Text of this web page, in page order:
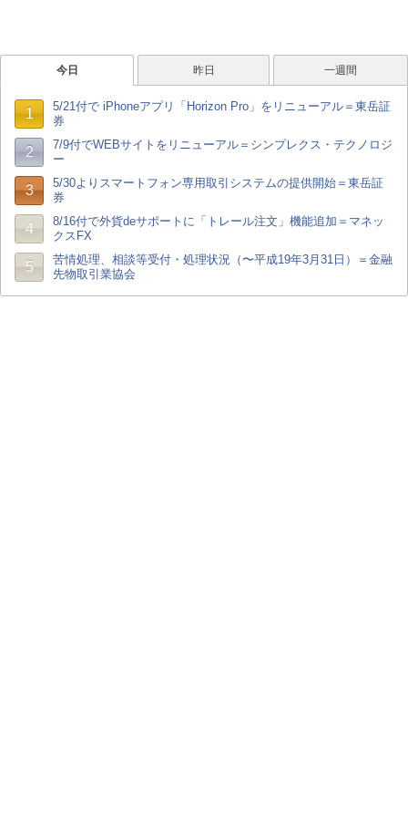
今日 昨日 一週間
1
5/21付で iPhoneアプリ「Horizon Pro」をリニューアル＝東岳証
券
2
7/9付でWEBサイトをリニューアル＝シンプレクス・テクノロジ
ー
3
5/30よりスマートフォン専用取引システムの提供開始＝東岳証
券
4
8/16付で外貨deサポートに「トレール注文」機能追加＝マネッ
クスFX
5
苦情処理、相談等受付・処理状況（〜平成19年3月31日）＝金融
先物取引業協会